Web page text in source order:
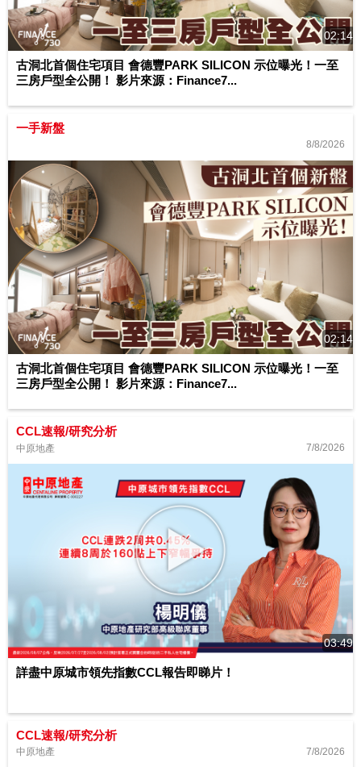
02:14
古洞北首個住宅項目 會德豐PARK SILICON 示位曝光！一至
三房戶型全公開！ 影片來源：Finance7...
一手新盤
8/8/2026
02:14
古洞北首個住宅項目 會德豐PARK SILICON 示位曝光！一至
三房戶型全公開！ 影片來源：Finance7...
CCL速報/研究分析
中原地產 7/8/2026
03:49
詳盡中原城市領先指數CCL報告即睇片！
CCL速報/研究分析
中原地產 7/8/2026